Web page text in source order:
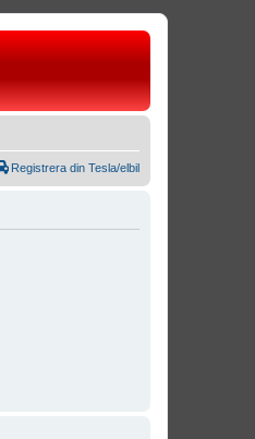
Registrera din Tesla/elbil